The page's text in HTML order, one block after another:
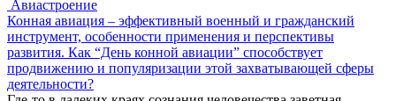
Авиастроение
Конная авиация – эффективный военный и гражданский
инструмент, особенности применения и перспективы
развития. Как “День конной авиации” способствует
продвижению и популяризации этой захватывающей сферы
деятельности?